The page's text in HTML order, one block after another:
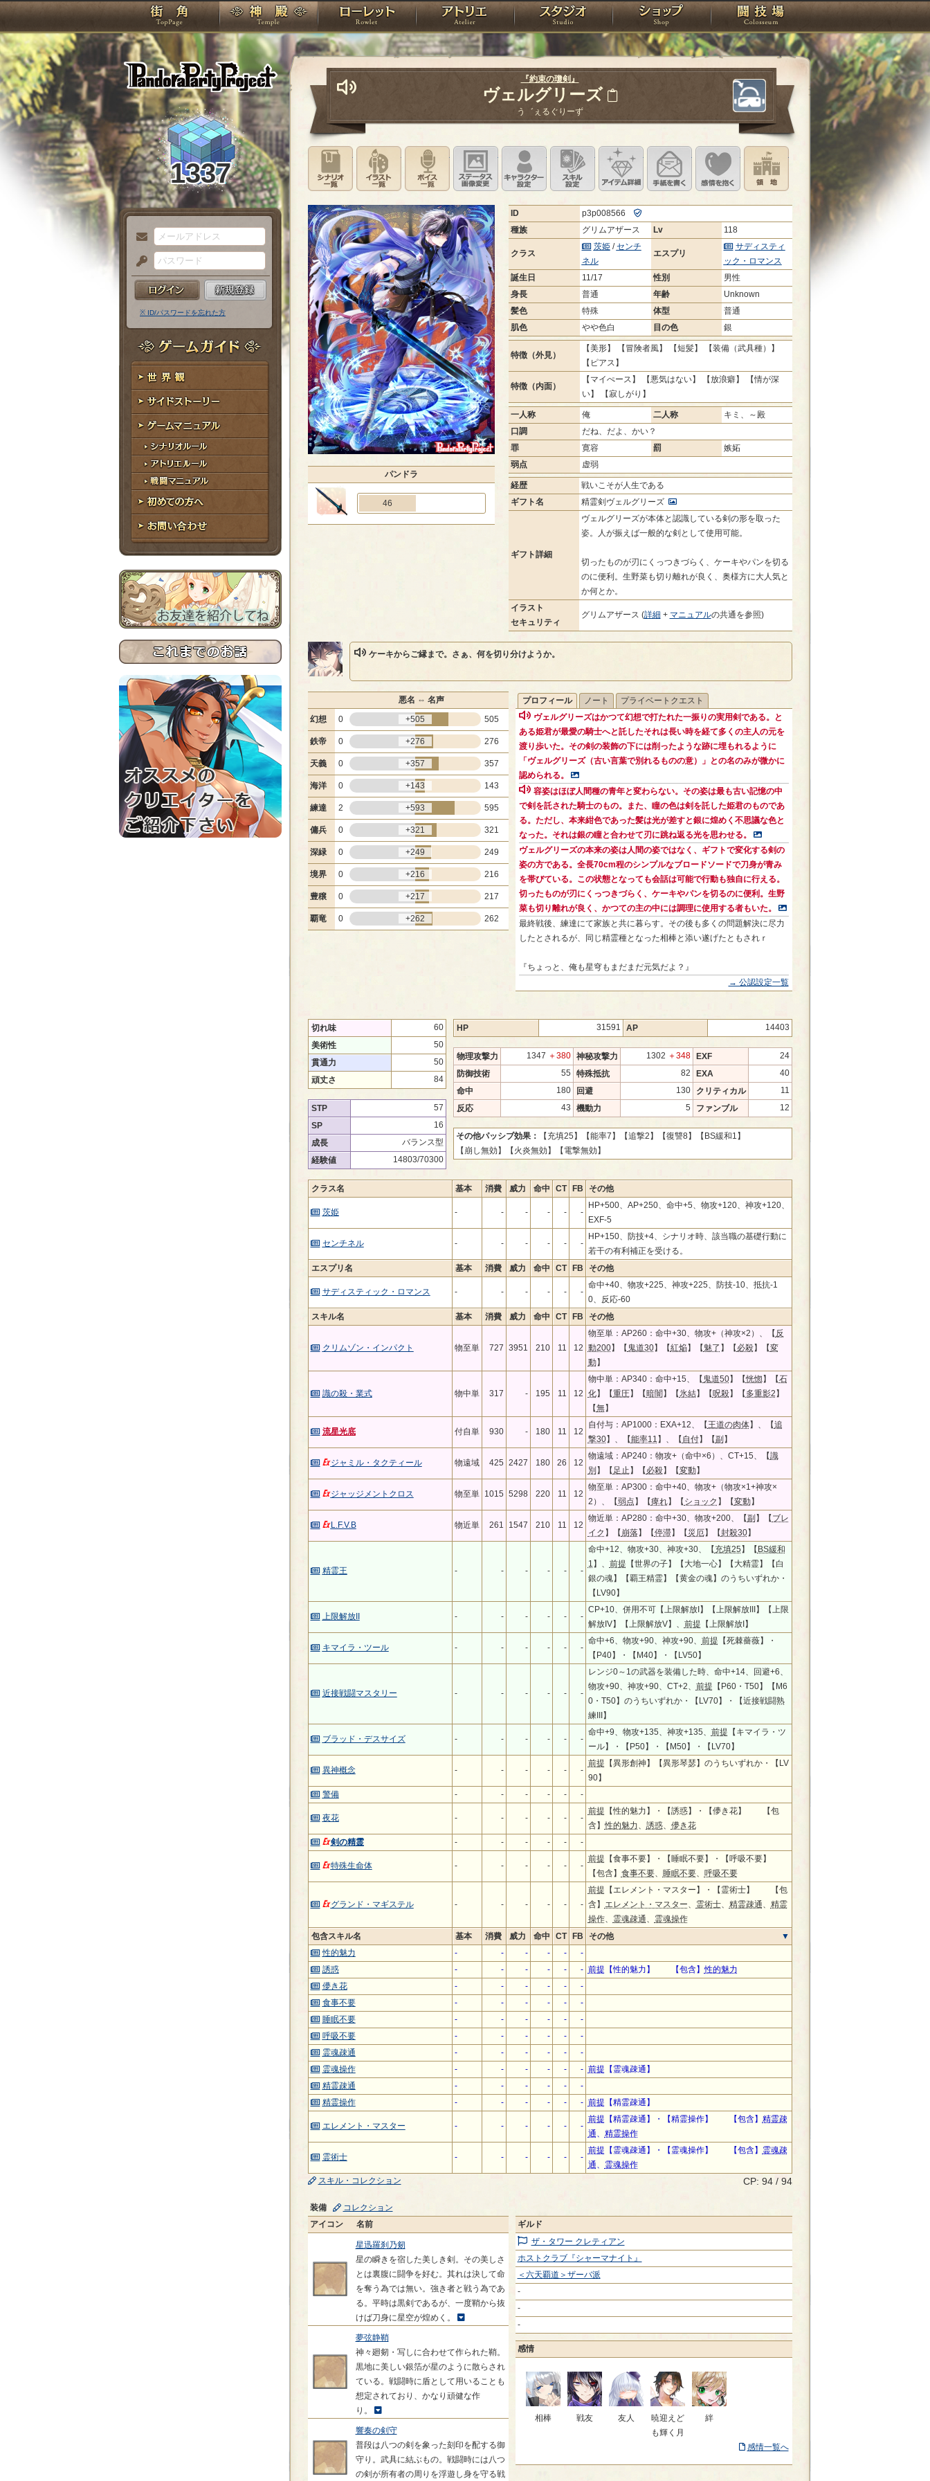
PandoraPartyProject
TOP 神殿 ローレット アトリエ スタジオ ショップ 闘技場
1337
メ
ー
ル
ア
ド
レ
ス
パ
ス
ー
ド
※ ID/パスワードを忘れた方
ゲームガイド
世界観
サイドストーリー
ゲームマニュアル
シナリオルール
アトリエルール
戦闘マニュアル
初めての方へ
お問い合わせ
『約束の瓊剣』
ヴェルグリーズ
う゛ぇるぐりーず
シナリオ一覧イラスト一覧ボイス一覧 ステータス画像変更キャラクター設定
スキル設定 アイテム詳細手紙を書く このキャラクターに感情を抱く
パンドラ
46
ID
p3p008566
種族
グリムアザース Lv 118
クラス
茨姫/センチ
ネル
エスプリ
サディスティ
ック・ロマンス
誕生日
11/17 性別
男性
身長
普通 年齢
Unknown
髪色
特殊 体型
普通
肌色
やや色白 目の色 銀
特徴（外見）
【美形】 【冒険者風】 【短髪】 【装備（武具種）】
【ピアス】
特徴（内面）
【マイぺース】 【悪気はない】 【放浪癖】 【情が深
い】 【寂しがり】
一人称 俺 二人称
キミ、～殿
口調
だね、だよ、かい？
罪
寛容 罰
嫉妬
弱点
虚弱
経歴
戦いこそが人生である
ギフト名
精霊剣ヴェルグリーズ
ギフト詳細
ヴェルグリーズが本体と認識している剣の形を取った
姿。人が振えば一般的な剣として使用可能。
切ったものが刃にくっつきづらく、ケーキやパンを切る
のに便利。生野菜も切り離れが良く、奥様方に大人気と
か何とか。
イラスト
セキュリティ
グリムアザース (詳細 + マニュアルの共通を参照)
ケーキからご縁まで。さぁ、何を切り分けようか。
悪名 ⇔ 名声
幻想
0 +505 505
鉄帝 0 +276 276
天義 0 +357 357
海洋 0 +143 143
練達 2 +593 595
傭兵 0 +321 321
深緑 0 +249 249
境界 0 +216 216
豊穣 0 +217 217
覇竜 0 +262 262
プロフィール ノート
プライベートクエスト
ヴェルグリーズはかつて幻想で打たれた一振りの実用剣である。と
ある姫君が最愛の騎士へと託したそれは長い時を経て多くの主人の元を
渡り歩いた。その剣の装飾の下には削ったような跡に埋もれるように
「ヴェルグリーズ（古い言葉で別れるものの意）」との名のみが微かに
認められる。
容姿はほぼ人間種の青年と変わらない。その姿は最も古い記憶の中
で剣を託された騎士のもの。また、瞳の色は剣を託した姫君のものであ
る。ただし、本来紺色であった髪は光が差すと銀に煌めく不思議な色と
なった。それは銀の瞳と合わせて刃に跳ね返る光を思わせる。
ヴェルグリーズの本来の姿は人間の姿ではなく、ギフトで変化する剣の
姿の方である。全長70cm程のシンプルなブロードソードで刀身が青み
を帯びている。この状態となっても会話は可能で行動も独自に行える。
切ったものが刃にくっつきづらく、ケーキやパンを切るのに便利。生野
菜も切り離れが良く、かつての主の中には調理に使用する者もいた。
最終戦後、練達にて家族と共に暮らす。その後も多くの問題解決に尽力
したとされるが、同じ精霊種となった相棒と添い遂げたともされｒ
『ちょっと、俺も星穹もまだまだ元気だよ？』
→ 公認設定一覧
切れ味
60
美術性
50
貫通力
50
頑丈さ
84
STP
57
SP
16
成長
バランス型
経験値
14803/70300
HP 31591 AP 14403
物理攻撃力 1347 ＋380 神秘攻撃力 1302 ＋348 EXF
24
防御技術
55 特殊抵抗 82 EXA
40
命中
180 回避 130 クリティカル
11
反応
43 機動力 5 ファンブル 12
その他パッシブ効果： 【充填25】 【能率7】 【追撃2】 【復讐8】
【BS緩和1】
【崩し無効】
【火炎無効】 【電撃無効】
クラス名 基本 消費 威力 命中 CT FB その他
茨姫 - - - - - -
HP+500、AP+250、命中+5、物攻+120、神攻+120、
EXF-5
センチネル - - - - - -
HP+150、防技+4、シナリオ時、該当職の基礎行動に
若干の有利補正を受ける。
エスプリ名
基本 消費 威力 命中 CT FB その他
サディスティック・ロマンス - - - - - -
命中+40、物攻+225、神攻+225、防技-10、抵抗-1
0、反応-60
スキル名
基本 消費 威力 命中 CT FB その他
クリムゾン・インパクト 物至単 727 3951 210 11 12
物至単：AP260：命中+30、物攻+（神攻×2）、【 反
動200】【 鬼道30】【紅焔】【 魅了 】【 必殺】【変
動】
識の殺・業式 物中単 317 - 195 11 12
物中単：AP340：命中+15、【 鬼道50】【恍惚】【石
化】【重圧】【暗闇 】【氷結】【呪殺】【 多重影2 】
【無】
流星光底 付自単 930 - 180 11 12
自付与：AP1000：EXA+12、【 王道の肉体】、【追
撃30】、【能率11 】、【 自付】【副 】
ジャミル・タクティール 物遠域 425 2427 180 26 12
物遠域：AP240：物攻+（命中×6）、CT+15、【識
別 】【 足止 】【 必殺】【変動】
ジャッジメントクロス 物至単 1015 5298 220 11 12
物至単：AP300：命中+40、物攻+（物攻×1+神攻×
2）、【弱点 】【痺れ】【 ショック 】【変動】
L.F.V.B 物近単 261 1547 210 11 12
物近単：AP280：命中+30、物攻+200、【副 】【 ブレ
イク 】【 崩落】【停滞】【 災厄】【封殺30】
精霊王 - - - - - -
命中+12、物攻+30、神攻+30、【 充填25 】【 BS緩和
1 】、 前提 【世界の子】【大地一心】【大精霊】【白
銀の魂】【覇王精霊】【黄金の魂】のうちいずれか・
【LV90】
上限解放II - - - - - -
CP+10、併用不可【上限解放I】【上限解放III】【上限
解放IV】【上限解放V】、 前提 【上限解放I】
キマイラ・ツール - - - - - -
命中+6、物攻+90、神攻+90、 前提 【死棘薔薇】・
【P40】・【M40】・【LV50】
近接戦闘マスタリー - - - - - -
レンジ0～1の武器を装備した時、命中+14、回避+6、
物攻+90、神攻+90、CT+2、 前提 【P60・T50】【M6
0・T50】のうちいずれか・【LV70】・【近接戦闘熟
練III】
ブラッド・デスサイズ - - - - - -
命中+9、物攻+135、神攻+135、 前提 【キマイラ・ツ
ール】・【P50】・【M50】・【LV70】
異神概念 - - - - - -
前提 【異形創神】【異形琴瑟】のうちいずれか・【LV
90】
警備
- - - - - -
夜花 - - - - - -
前提 【性的魅力】・【誘惑】・【儚き花】 【包
含】性的魅力、 誘惑、 儚き花
剣の精霊
- - - - - -
特殊生命体 - - - - - -
前提 【食事不要】・【睡眠不要】・【呼吸不要】
【包含】 食事不要、 睡眠不要、 呼吸不要
グランド・マギステル - - - - - -
前提 【エレメント・マスター】・【霊術士】 【包
含】
エレメント・マスター、 霊術士、 精霊疎通、 精霊
操作、 霊魂疎通、
霊魂操作
包含スキル名
基本 消費 威力 命中 CT FB
その他
性的魅力
- - - - -
-
誘惑
- - - - - - 前提 【性的魅力】 【包含】性的魅力
儚き花
- - - - -
-
食事不要
- - - - -
-
睡眠不要
- - - - -
-
呼吸不要
- - - - -
-
霊魂疎通
- - - - -
-
霊魂操作
- - - - - - 前提 【霊魂疎通】
精霊疎通
- - - - -
-
精霊操作
- - - - - - 前提 【精霊疎通】
エレメント・マスター - - - - - -
前提 【精霊疎通】・【精霊操作】 【包含】 精霊疎
通、 精霊操作
霊術士 - - - - - -
前提 【霊魂疎通】・【霊魂操作】 【包含】
霊魂疎
通、
霊魂操作
スキル・コレクション
CP: 94 / 94
装備
コレクション
アイコン
名前
星迅羅刹乃剱
星の瞬きを宿した美しき剣。その美しさ
とは裏腹に闘争を好む。其れは決して命
を奪う為では無い。強き者と戦う為であ
る。平時は黒剣であるが、一度鞘から抜
けば刀身に星空が煌めく。
夢弦静鞘
神々廻剱・写しに合わせて作られた鞘。
黒地に美しい銀箔が星のように散らされ
ている。戦闘時に盾として用いることも
想定されており、かなり頑健な作
り。
響奏の剣守
普段は八つの剣を象った刻印を配する御
守り。武具に結ぶもの。戦闘時には八つ
の剣が所有者の周りを浮遊し身を守る戦
ギルド
ザ・タワー クレティアン
ホストクラブ『シャーマナイト』
＜六天覇道＞ザーバ派
-
-
-
感情
相棒 戦友 友人
暁迎えど
も輝く月
絆
感情一覧へ